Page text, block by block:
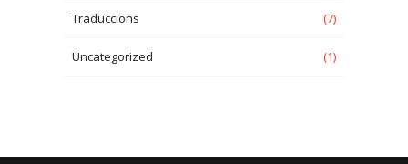
Traduccions (7)
Uncategorized (1)